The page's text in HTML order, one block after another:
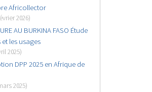
Africollector
2026)
AU BURKINA FASO Étude
les usages
2025)
DPP 2025 en Afrique de
2025)